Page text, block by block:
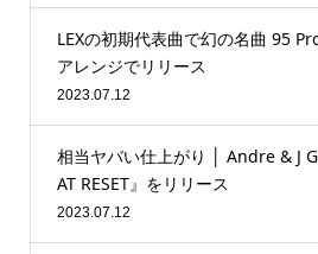
LEXの初期代表曲で幻の名曲 95
アレンジでリリース
2023.07.12
相当ヤバい仕上がり │ Andre & J
AT RESET』をリリース
2023.07.12